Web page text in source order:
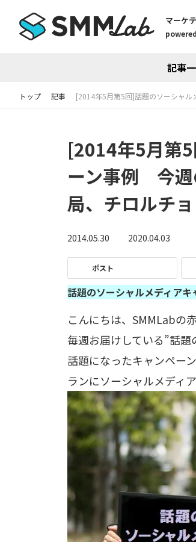
マーケ
記事
トップ 記事 [2014年5月第5回]話題のソーシャル
[2014年5月第
ーン事例 今週
局、チロルチ
2014.05.30 2020.04.03
ポスト
話題のソーシャルメディアキ
こんにちは、SMMLabの赤
毎週お届けしている”話題
話題になったキャンペー
ランにソーシャルメディ